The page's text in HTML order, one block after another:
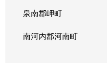
泉南郡岬町
南河内郡河南町